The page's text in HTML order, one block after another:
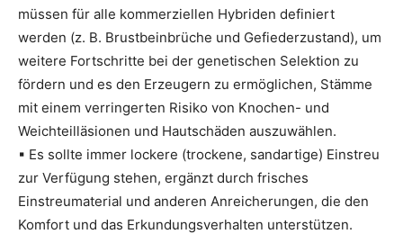
müssen für alle kommerziellen Hybriden definiert
werden (z. B. Brustbeinbrüche und Gefiederzustand), um
weitere Fortschritte bei der genetischen Selektion zu
fördern und es den Erzeugern zu ermöglichen, Stämme
mit einem verringerten Risiko von Knochen- und
Weichteilläsionen und Hautschäden auszuwählen.
▪ Es sollte immer lockere (trockene, sandartige) Einstreu
zur Verfügung stehen, ergänzt durch frisches
Einstreumaterial und anderen Anreicherungen, die den
Komfort und das Erkundungsverhalten unterstützen.